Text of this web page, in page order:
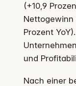
(+10,9
Nettogewinn
Prozent
und
Nach einer